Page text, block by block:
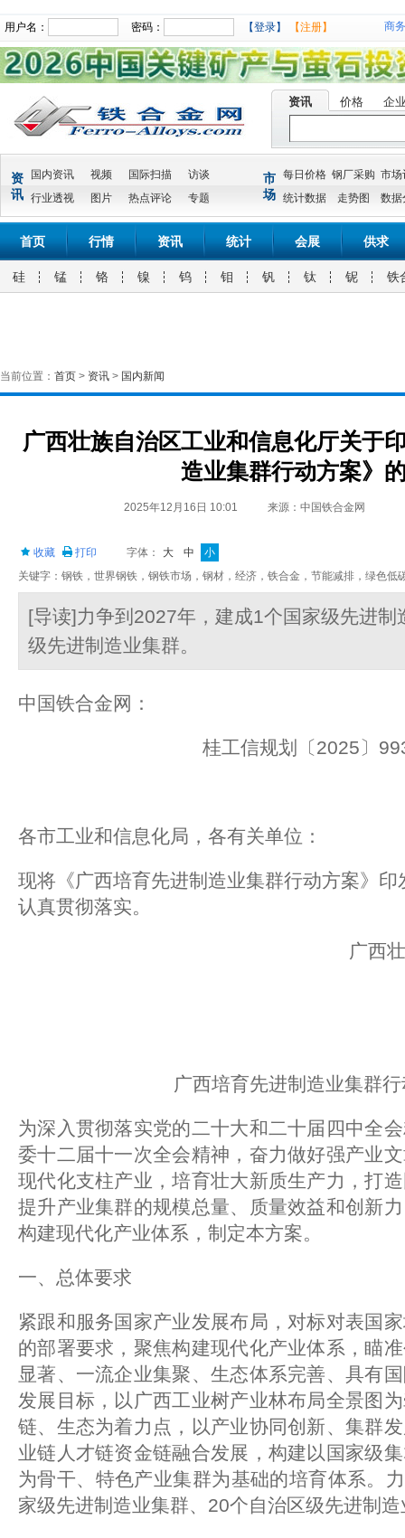
用户名： 密码： 【登录】 【注册】 商
资讯 价格 企
资
讯
国内资讯 视频 国际扫描
访谈
行业透视
图片 热点评论 专题
市
场
每日价格 钢厂采购 市场
统计数据
走势图 数据
首页 行情 资讯 统计 会展 供求
硅 锰 铬 镍 钨 钼 钒 钛 铌 铁
当前位置： 首页 > 资讯 > 国内新闻
广西壮族自治区工业和信息化厅关于
造业集群行动方案》
2025年12月16日 10:01 来源：中国铁合金网
收藏 打印 字体： 大 中
小
关键字：钢铁，世界钢铁，钢铁市场，钢材，经济，铁合金，节能减排，绿色低
[导读]力争到2027年，建成1个国家级先进
级先进制造业集群。
中国铁合金网：
桂工信规划〔2025〕
各市工业和信息化局，各有关单位：
现将《广西培育先进制造业集群行动方案》
认真贯彻落实。
广西
广西培育先进制造业集群
为深入贯彻落实党的二十大和二十届四中全
委十二届十一次全会精神，奋力做好强产业
现代化支柱产业，培育壮大新质生产力，打
提升产业集群的规模总量、质量效益和创新
构建现代化产业体系，制定本方案。
一、总体要求
紧跟和服务国家产业发展布局，对标对表国
的部署要求，聚焦构建现代化产业体系，瞄
显著、一流企业集聚、生态体系完善、具有
发展目标，以广西工业树产业林布局全景图
链、生态为着力点，以产业协同创新、集群
业链人才链资金链融合发展，构建以国家级
为骨干、特色产业集群为基础的培育体系。
家级先进制造业集群、20个自治区级先进制